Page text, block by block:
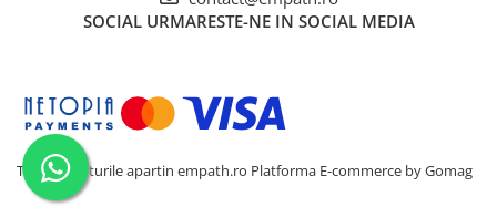
SOCIAL URMARESTE-NE IN SOCIAL MEDIA
Toate drepturile apartin empath.ro Platforma E-commerce by Gomag